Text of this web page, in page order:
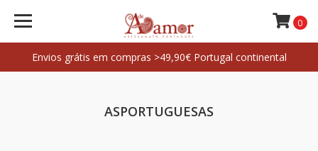
Envios grátis em compras >49,90€ Portugal continental
0
ASPORTUGUESAS